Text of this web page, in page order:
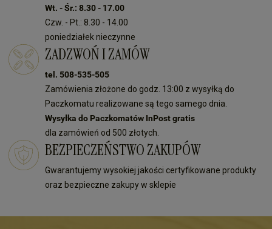
Wt. - Śr.: 8.30 - 17.00
Czw. - Pt.: 8.30 - 14.00
poniedziałek nieczynne
ZADZWOŃ I ZAMÓW
tel. 508-535-505
Zamówienia złożone do godz. 13:00 z wysyłką do
Paczkomatu realizowane są tego samego dnia.
Wysyłka do Paczkomatów InPost gratis
dla zamówień od 500 złotych.
BEZPIECZEŃSTWO ZAKUPÓW
Gwarantujemy wysokiej jakości certyfikowane produkty
oraz bezpieczne zakupy w sklepie